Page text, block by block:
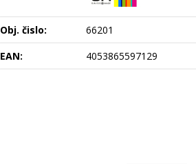
Obj. čislo:
66201
EAN:
4053865597129